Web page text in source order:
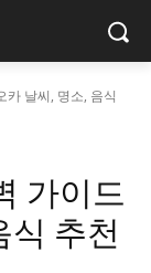
카 날씨, 명소, 음식
가이드
식 추천